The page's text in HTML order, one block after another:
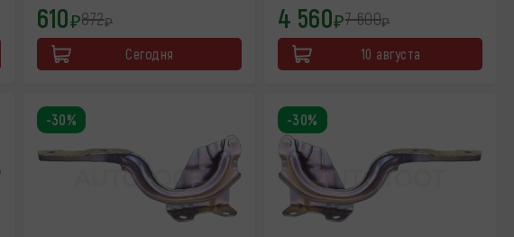
610₽872₽
Сегодня
4 560₽7 600₽
10 августа
-30% -30%